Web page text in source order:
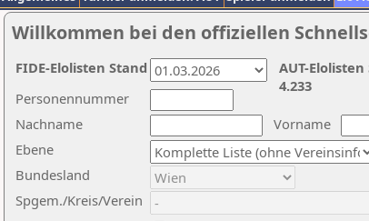
Willkommen bei den offiziellen
Nachname
Vorname
Ebene
Personennummer
Bundesland
Spgem./Kreis/Verein
AUT-
4.233
FIDE-Elolisten Stand